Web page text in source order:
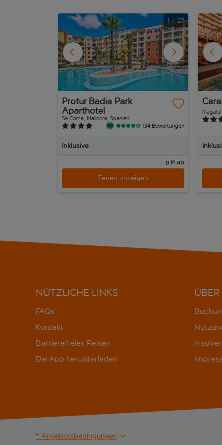
1 / 27
Protur Badia Park
Aparthotel
Sa Coma, Mallorca, Spanien
134 Bewertungen
Inklusive
p.P. ab
Ferien anzeigen
NÜTZLICHE LINKS
FAQs
Kontakt
Barrierefreies Reisen
Die App herunterladen
* Angebotsbedingungen